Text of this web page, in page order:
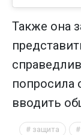
Также она
попросила
вводить
защита